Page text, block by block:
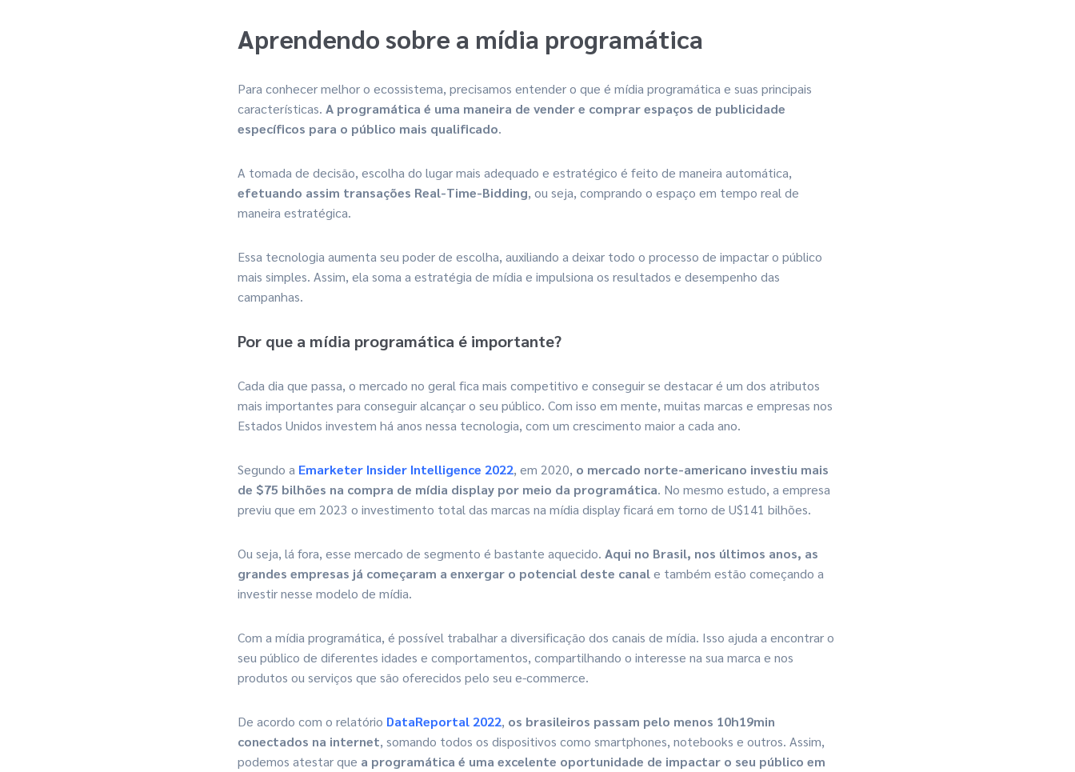
Aprendendo sobre a mídia programática
Para conhecer melhor o ecossistema, precisamos entender o que é mídia programática e suas principais
características. A programática é uma maneira de vender e comprar espaços de publicidade
específicos para o público mais qualificado.
A tomada de decisão, escolha do lugar mais adequado e estratégico é feito de maneira automática,
efetuando assim transações Real-Time-Bidding, ou seja, comprando o espaço em tempo real de
maneira estratégica.
Essa tecnologia aumenta seu poder de escolha, auxiliando a deixar todo o processo de impactar o público
mais simples. Assim, ela soma a estratégia de mídia e impulsiona os resultados e desempenho das
campanhas.
Por que a mídia programática é importante?
Cada dia que passa, o mercado no geral fica mais competitivo e conseguir se destacar é um dos atributos
mais importantes para conseguir alcançar o seu público. Com isso em mente, muitas marcas e empresas nos
Estados Unidos investem há anos nessa tecnologia, com um crescimento maior a cada ano.
Segundo a Emarketer Insider Intelligence 2022, em 2020, o mercado norte-americano investiu mais
de $75 bilhões na compra de mídia display por meio da programática. No mesmo estudo, a empresa
previu que em 2023 o investimento total das marcas na mídia display ficará em torno de U$141 bilhões.
Ou seja, lá fora, esse mercado de segmento é bastante aquecido. Aqui no Brasil, nos últimos anos, as
grandes empresas já começaram a enxergar o potencial deste canale também estão começando a
investir nesse modelo de mídia.
Com a mídia programática, é possível trabalhar a diversificação dos canais de mídia. Isso ajuda a encontrar o
seu público de diferentes idades e comportamentos, compartilhando o interesse na sua marca e nos
produtos ou serviços que são oferecidos pelo seu e-commerce.
De acordo com o relatório DataReportal 2022, os brasileiros passam pelo menos 10h19min
conectados na internet, somando todos os dispositivos como smartphones, notebooks e outros. Assim,
podemos atestar que a programática é uma excelente oportunidade de impactar o seu público em